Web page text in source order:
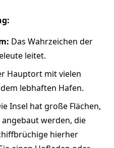
Das Wahrzeichen der
leitet.
Hauptort mit vielen
lebhaften Hafen.
Insel hat große Flächen,
werden, die
hierher